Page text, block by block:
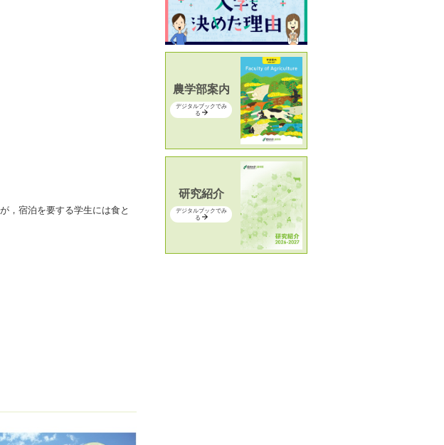
，宿泊を要する学生には食と
農学部案内
デジタルブックでみ
る
研究紹介
デジタルブックでみ
る